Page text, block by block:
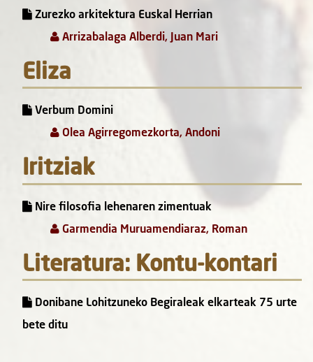
Zurezko arkitektura Euskal Herrian
Arrizabalaga Alberdi, Juan Mari
Eliza
Verbum Domini
Olea Agirregomezkorta, Andoni
Iritziak
Nire filosofia lehenaren zimentuak
Garmendia Muruamendiaraz, Roman
Literatura: Kontu-kontari
Donibane Lohitzuneko Begiraleak elkarteak 75 urte
bete ditu